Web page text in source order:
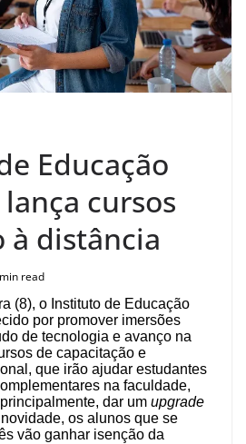
Educação
cursos
à distância
read
(8), o Instituto de Educação
por promover imersões
de tecnologia e avanço na
de capacitação e
que irão ajudar estudantes
na faculdade,
dar um upgrade
os alunos que se
vão ganhar isenção da